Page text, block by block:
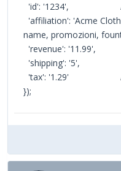
'id': '1234', //
'affiliation': 'Acme
name, promozioni,
'revenue': '11.99',
'shipping': '5', //
'tax': '1.29' //
});